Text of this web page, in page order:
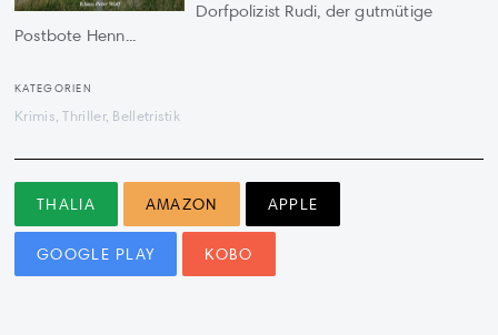
Dorfpolizist Rudi, der gutmütige
Postbote Henn...
KATEGORIEN
Krimis, Thriller, Belletristik
THALIA AMAZON APPLE
GOOGLE PLAY KOBO